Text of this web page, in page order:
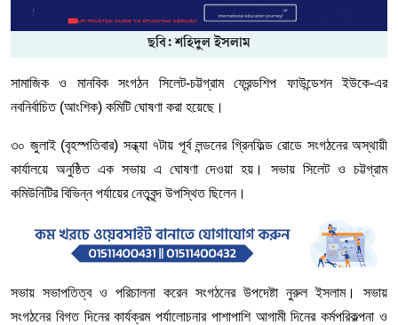
ছবি: শহিদুল ইসলাম
সামাজিক ও মানবিক সংগঠন সিলেট-চট্টগ্রাম ফ্রেন্ডশিপ ফাউন্ডেশন ইউকে-এর
নবনির্বাচিত (আংশিক) কমিটি ঘোষণা করা হয়েছে।
৩০ জুলাই (বৃহস্পতিবার) সন্ধ্যা ৭টায় পূর্ব লন্ডনের গ্রিনফিল্ড রোডে সংগঠনের অস্থায়ী
কার্যালয়ে অনুষ্ঠিত এক সভায় এ ঘোষণা দেওয়া হয়। সভায় সিলেট ও চট্টগ্রাম
কমিউনিটির বিভিন্ন পর্যায়ের নেতৃবৃন্দ উপস্থিত ছিলেন।
সভায় সভাপতিত্ব ও পরিচালনা করেন সংগঠনের উপদেষ্টা নুরুল ইসলাম। সভায়
সংগঠনের বিগত দিনের কার্যক্রম পর্যালোচনার পাশাপাশি আগামী দিনের কর্মপরিকল্পনা ও